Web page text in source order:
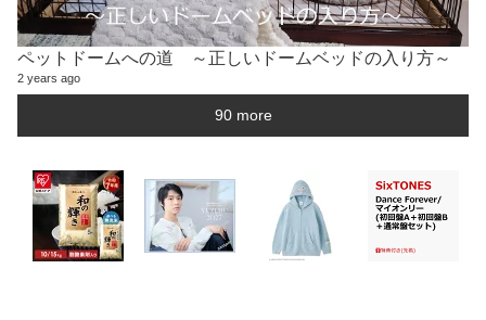
ペットドームへの道 ～正しいドームベッドの入り方～
2 years ago
90 more